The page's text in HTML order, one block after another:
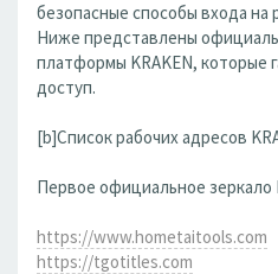
безопасные способы входа на
Ниже представлены
платформы KRAKEN, которые
доступ.
[b]Список рабочих адресов
Первое официальное зеркало
https://www.hometaitools.com
https://tgotitles.com